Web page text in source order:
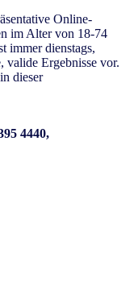
Online-
im Alter von 18-74
immer dienstags,
valide Ergebnisse vor.
dieser
4440,